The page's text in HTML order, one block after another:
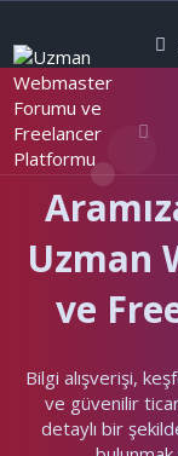
Uzman
ve
Bilgi alışverişi,
ve güvenilir
detaylı bir